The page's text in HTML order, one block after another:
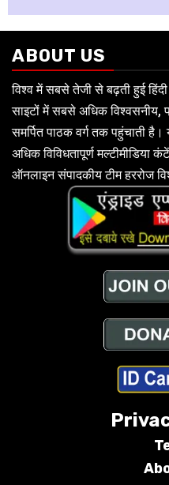
ABOUT US
विश्व में सबसे तेजी से बढ़ती हुई
साइटों में सबसे अधिक विश्वसनीय,
समर्पित पाठक वर्ग तक पहुंचाती
अधिक विविधतापूर्ण मल्टीमीडिया
ऑनलाइन संपादकीय टीम हररोज